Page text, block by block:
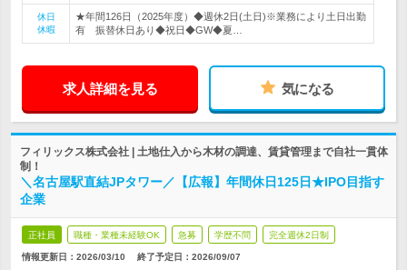
休日
休暇
★年間126日（2025年度）◆週休2日(土日)※業務により土日出勤
有 振替休日あり◆祝日◆GW◆夏…
求人詳細を見る 気になる
フィリックス株式会社 | 土地仕入から木材の調達、賃貸管理まで自社一貫体
制！
＼名古屋駅直結JPタワー／【広報】年間休日125日★IPO目指す
企業
正社員 職種・業種未経験OK 急募 学歴不問 完全週休2日制
情報更新日：2026/03/10 終了予定日： 2026/09/07